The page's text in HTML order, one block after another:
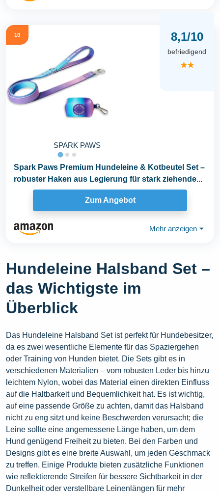
10
SPARK PAWS
8,1/10
befriedigend
★★
Spark Paws Premium Hundeleine & Kotbeutel Set –
robuster Haken aus Legierung für stark ziehende...
Zum Angebot
Mehr anzeigen ⏷
Hundeleine Halsband Set –
das Wichtigste im
Überblick
Das Hundeleine Halsband Set ist perfekt für Hundebesitzer,
da es zwei wesentliche Elemente für das Spaziergehen
oder Training von Hunden bietet. Die Sets gibt es in
verschiedenen Materialien – vom robusten Leder bis hinzu
leichtem Nylon, wobei das Material einen direkten Einfluss
auf die Haltbarkeit und Bequemlichkeit hat. Es ist wichtig,
auf eine passende Größe zu achten, damit das Halsband
nicht zu eng sitzt und keine Beschwerden verursacht; die
Leine sollte eine angemessene Länge haben, um dem
Hund genügend Freiheit zu bieten. Bei den Farben und
Designs gibt es eine breite Auswahl, um jeden Geschmack
zu treffen. Einige Produkte bieten zusätzliche Funktionen
wie reflektierende Streifen für bessere Sichtbarkeit in der
Dunkelheit oder verstellbare Leinenlängen für mehr